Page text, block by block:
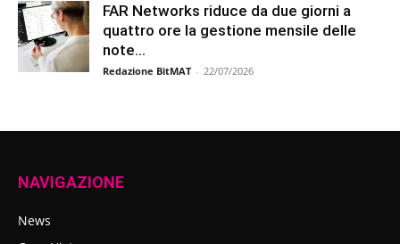
FAR Networks riduce da due giorni a
quattro ore la gestione mensile delle
note...
Redazione BitMAT - 22/07/2026
NAVIGAZIONE
News